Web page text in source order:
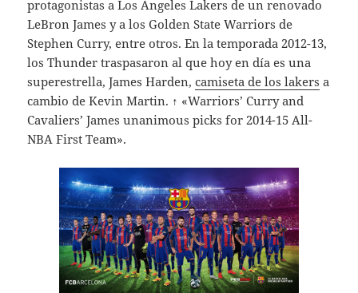
protagonistas a Los Angeles Lakers de un renovado
LeBron James y a los Golden State Warriors de
Stephen Curry, entre otros. En la temporada 2012-13,
los Thunder traspasaron al que hoy en día es una
superestrella, James Harden,camiseta de los lakers a
cambio de Kevin Martin. ↑ «Warriors’ Curry and
Cavaliers’ James unanimous picks for 2014-15 All-
NBA First Team».